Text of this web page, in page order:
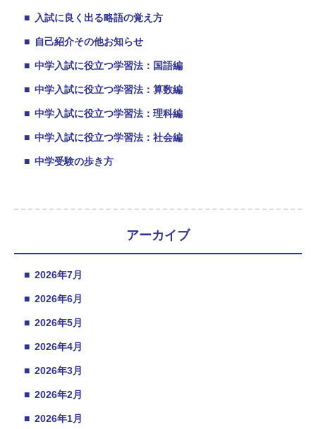
■ 入試に良く出る略語の覚え方
■ 自己紹介その他お知らせ
■ 中学入試に役立つ学習法：国語編
■ 中学入試に役立つ学習法：算数編
■ 中学入試に役立つ学習法：理科編
■ 中学入試に役立つ学習法：社会編
■ 中学受験の歩き方
アーカイブ
■ 2026年7月
■ 2026年6月
■ 2026年5月
■ 2026年4月
■ 2026年3月
■ 2026年2月
■ 2026年1月